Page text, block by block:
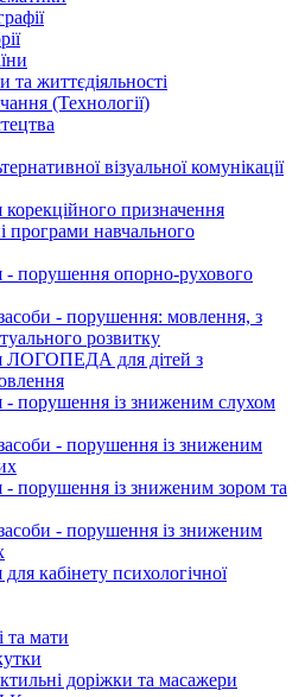
та життєдіяльності
(Технології)
візуальної комунікації
призначення
навчального
порушення опорно-рухового
- порушення: мовлення, з
розвитку
ЛОГОПЕДА для дітей з
порушення із зниженим слухом
- порушення із зниженим
порушення із зниженим зором та
- порушення із зниженим
кабінету психологічної
мати
доріжки та масажери